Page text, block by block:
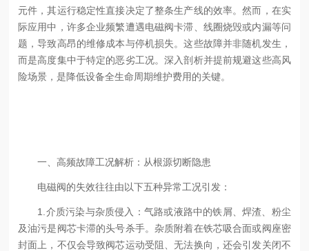
元件，其运行稳定性直接决定了整条生产线的效率。然而，在实
际应用中，许多企业频繁遭遇电磁阀卡滞、线圈烧毁或内漏等问
题，导致高昂的维修成本与停机损失。这些故障并非随机发生，
而是高度集中于特定的恶劣工况。深入剖析并提前规避这些高风
险场景，是降低设备全生命周期维护费用的关键。
一、高频故障工况解析：从根源切断隐患
电磁阀的失效往往由以下五种异常工况引发：
1.介质污染与杂质侵入：气路或液路中的铁屑、焊渣、粉尘
及油污是阀芯卡滞的头号杀手。杂质附着在铁芯吸合面或阀座密
封面上，不仅会导致阀芯运动受阻、无法换向，还会引发关闭不